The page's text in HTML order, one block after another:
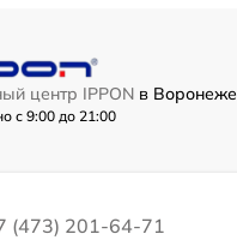
центр IPPON в Воронеже
с 9:00 до 21:00
(473) 201-64-71